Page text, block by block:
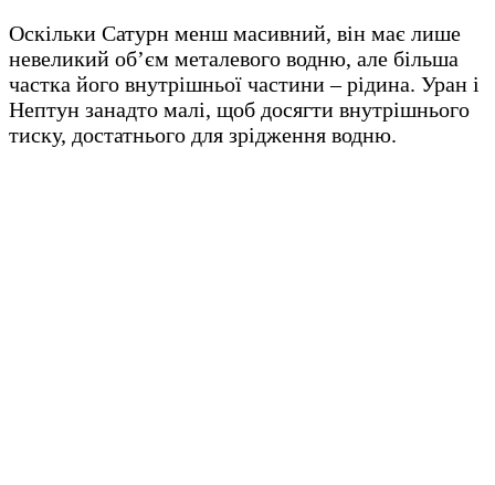
Оскільки Сатурн менш масивний, він має лише
невеликий об’єм металевого водню, але більша
частка його внутрішньої частини – рідина. Уран і
Нептун занадто малі, щоб досягти внутрішнього
тиску, достатнього для зрідження водню.